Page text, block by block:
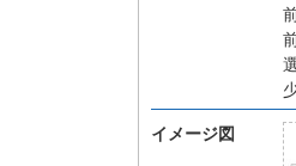
イメージ図